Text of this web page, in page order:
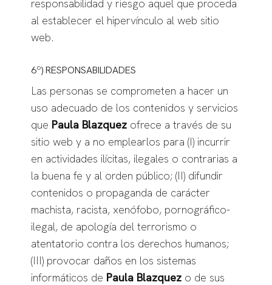
responsabilidad y riesgo aquel que proceda
al establecer el hipervínculo al web sitio
web.
6º) RESPONSABILIDADES
Las personas se comprometen a hacer un
uso adecuado de los contenidos y servicios
que Paula Blazquezofrece a través de su
sitio web y a no emplearlos para (I) incurrir
en actividades ilícitas, ilegales o contrarias a
la buena fe y al orden público; (II) difundir
contenidos o propaganda de carácter
machista, racista, xenófobo, pornográfico-
ilegal, de apología del terrorismo o
atentatorio contra los derechos humanos;
(III) provocar daños en los sistemas
informáticos de Paula Blazquezo de sus